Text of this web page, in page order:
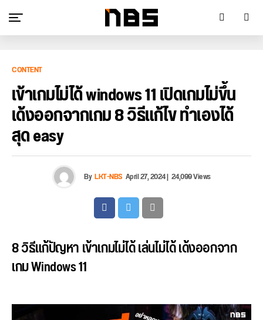
CONTENT
เข้าเกมไม่ได้ windows 11 เปิดเกมไม่ขึ้น
เด้งออกจากเกม 8 วิธีแก้ไข ทำเองได้
สุด easy
ByLKT-NBS April 27, 2024| 24,099 Views
8 วิธีแก้ปัญหา เข้าเกมไม่ได้ เล่นไม่ได้ เด้งออกจาก
เกม Windows 11